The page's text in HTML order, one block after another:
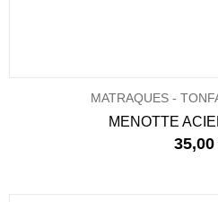
MATRAQUES -
MENOTTE
35,00